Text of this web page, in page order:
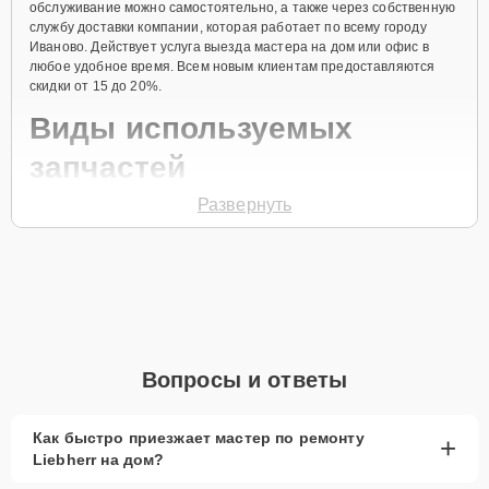
обслуживание можно самостоятельно, а также через собственную
службу доставки компании, которая работает по всему городу
Иваново. Действует услуга выезда мастера на дом или офис в
любое удобное время. Всем новым клиентам предоставляются
скидки от 15 до 20%.
Виды используемых
запчастей
Для ремонта морозильной камеры модели GGv 5860
активное использование устройства дольше
запчастей.
При наличии планов в скором времени заменить
Развернуть
Вопросы и ответы
Как быстро приезжает мастер по ремонту
Liebherr на дом?
+